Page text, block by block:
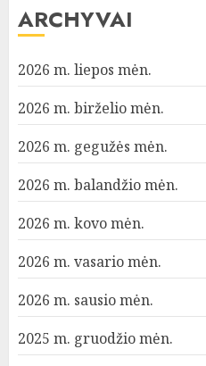
ARCHYVAI
2026 m. liepos mėn.
2026 m. birželio mėn.
2026 m. gegužės mėn.
2026 m. balandžio mėn.
2026 m. kovo mėn.
2026 m. vasario mėn.
2026 m. sausio mėn.
2025 m. gruodžio mėn.